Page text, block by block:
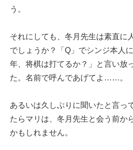
う。
それにしても、冬月先生は素直に
でしょうか？「Q」でシンジ本人
年、将棋は打てるか？」と言い放
た。名前で呼んであげてよ……。
あるいは久しぶりに聞いたと言っ
たらマリは、冬月先生と会う前か
かもしれません。